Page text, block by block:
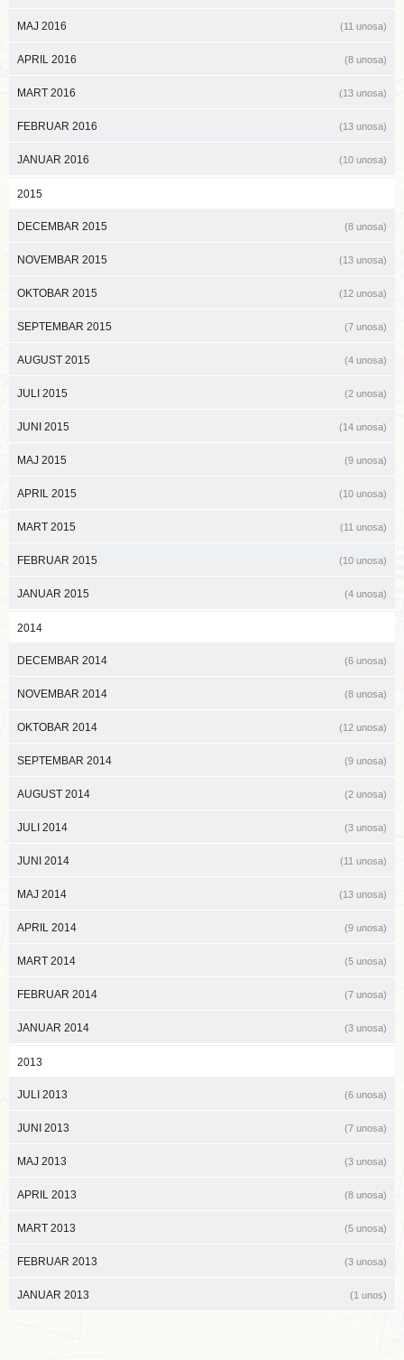
MAJ 2016 (11 unosa)
APRIL 2016 (8 unosa)
MART 2016 (13 unosa)
FEBRUAR 2016 (13 unosa)
JANUAR 2016 (10 unosa)
2015
DECEMBAR 2015 (8 unosa)
NOVEMBAR 2015 (13 unosa)
OKTOBAR 2015 (12 unosa)
SEPTEMBAR 2015 (7 unosa)
AUGUST 2015 (4 unosa)
JULI 2015 (2 unosa)
JUNI 2015 (14 unosa)
MAJ 2015 (9 unosa)
APRIL 2015 (10 unosa)
MART 2015 (11 unosa)
FEBRUAR 2015 (10 unosa)
JANUAR 2015 (4 unosa)
2014
DECEMBAR 2014 (6 unosa)
NOVEMBAR 2014 (8 unosa)
OKTOBAR 2014 (12 unosa)
SEPTEMBAR 2014 (9 unosa)
AUGUST 2014 (2 unosa)
JULI 2014 (3 unosa)
JUNI 2014 (11 unosa)
MAJ 2014 (13 unosa)
APRIL 2014 (9 unosa)
MART 2014 (5 unosa)
FEBRUAR 2014 (7 unosa)
JANUAR 2014 (3 unosa)
2013
JULI 2013 (6 unosa)
JUNI 2013 (7 unosa)
MAJ 2013 (3 unosa)
APRIL 2013 (8 unosa)
MART 2013 (5 unosa)
FEBRUAR 2013 (3 unosa)
JANUAR 2013 (1 unos)